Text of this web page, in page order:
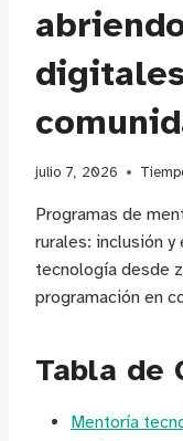
julio 7, 2026
Programas de
rurales: inclusión
tecnología desde
programación en
Tabla de
Mentoría